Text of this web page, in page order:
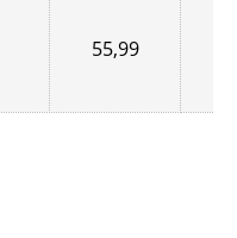
55,99